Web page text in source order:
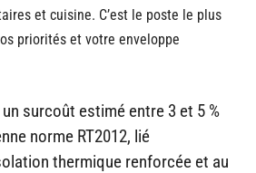
et cuisine. C’est le poste le plus
priorités et votre enveloppe
un surcoût estimé entre 3 et 5 %
norme RT2012, lié
thermique renforcée et au